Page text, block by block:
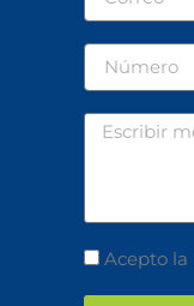
Número
Mensaje
Aceptación
Acepto la